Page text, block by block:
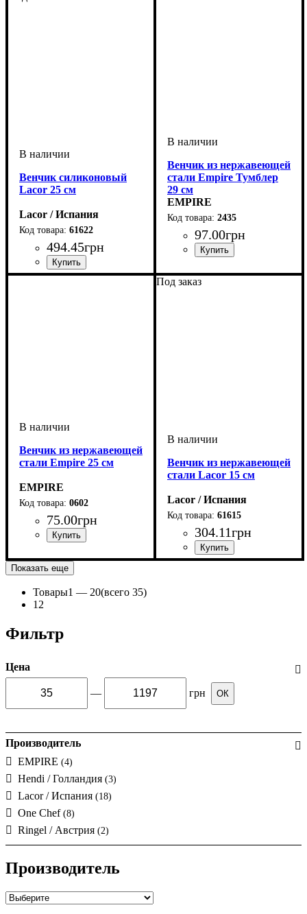
Венчик силиконовый
Lacor 25 см
Lacor / Испания
61622
494.45грн
Венчик из нержавеющей
стали Empire Тумблер
29 см
EMPIRE
2435
97.00грн
Венчик из нержавеющей
стали Empire 25 см
EMPIRE
0602
75.00грн
Под заказ
Венчик из нержавеющей
стали Lacor 15 см
Lacor / Испания
61615
304.11грн
Показать еще
Товары1 — 20(всего 35)
1 2
Фильтр
Цена
— грн ОК
Производитель
EMPIRE (4)
Hendi / Голландия (3)
Lacor / Испания (18)
One Chef (8)
Ringel / Австрия (2)
Производитель